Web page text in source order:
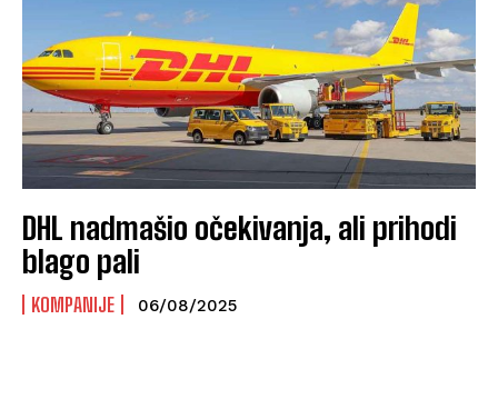
DHL nadmašio očekivanja, ali prihodi
blago pali
KOMPANIJE 06/08/2025